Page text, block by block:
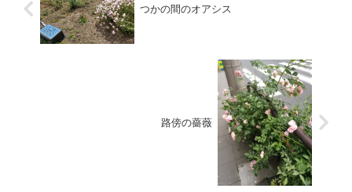
つかの間のオアシス
路傍の薔薇